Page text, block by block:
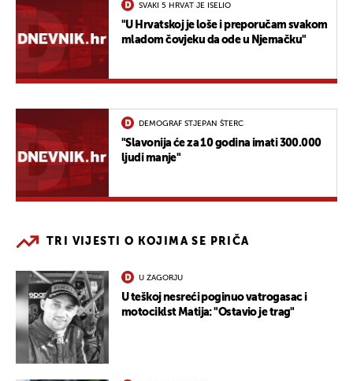
SVAKI 5 HRVAT JE ISELIO
"U Hrvatskoj je loše i preporučam svakom
mladom čovjeku da ode u Njemačku"
DEMOGRAF STJEPAN ŠTERC
"Slavonija će za 10 godina imati 300.000
ljudi manje"
TRI VIJESTI O KOJIMA SE PRIČA
U ZAGORJU
U teškoj nesreći poginuo vatrogasac i
motociklst Matija: "Ostavio je trag"